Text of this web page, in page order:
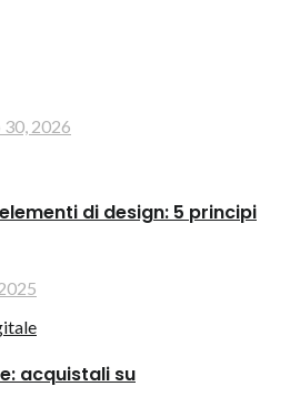
30, 2026
di design: 5 principi
acquistali su